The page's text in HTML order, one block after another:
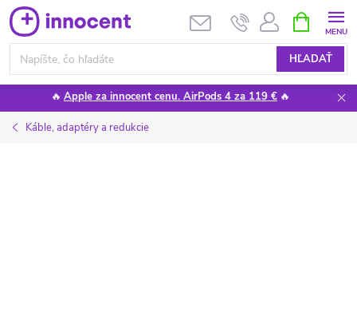
Prejsť
na
obsah
HĽADAŤ
KOŠÍK
🔥 Apple za innocent cenu. AirPods 4 za 119 € 🔥
Káble, adaptéry a redukcie